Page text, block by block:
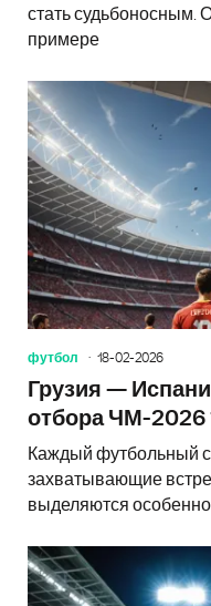
стать судьбоносным.
примере
футбол 18-02-2026
Грузия —
отбора ЧМ-2026
Каждый футбольный
захватывающие
выделяются